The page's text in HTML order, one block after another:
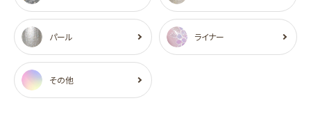
パール ライナー
その他